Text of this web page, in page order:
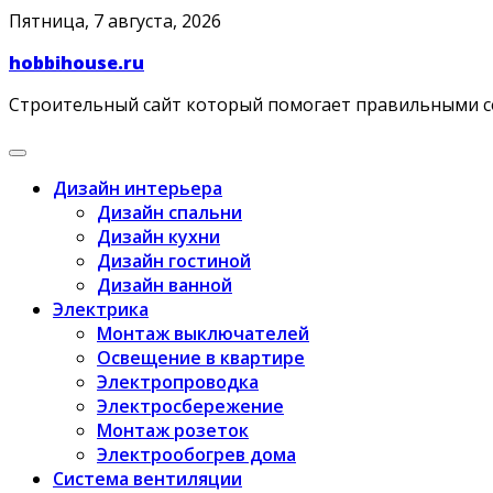
Skip
content
Пятница, 7 августа, 2026
hobbihouse.ru
Строительный сайт который помогает правильными
Дизайн интерьера
Дизайн спальни
Дизайн кухни
Дизайн гостиной
Дизайн ванной
Электрика
Монтаж выключателей
Освещение в квартире
Электропроводка
Электросбережение
Монтаж розеток
Электрообогрев дома
Система вентиляции